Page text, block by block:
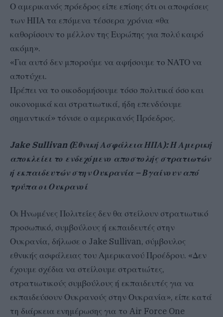
Ο αμερικανός πρόεδρος είπε επίσης ότι οι αποφάσεις
των ΗΠΑ τα επόμενα τέσσερα χρόνια «θα
καθορίσουν το μέλλον της Ευρώπης για πολύ καιρό
ακόμη».
«Για αυτό δεν μπορούμε να αφήσουμε το ΝΑΤΟ να
αποτύχει.
Πρέπει να το οικοδομήσουμε τόσο πολιτικά όσο και
οικονομικά και στρατιωτικά, ήδη επενδύουμε
σημαντικά» τόνισε ο αμερικανός Πρόεδρος.
Jake Sullivan (Εθνική Ασφάλεια ΗΠΑ): Η Αμερική
αποκλείει το ενδεχόμενο αποστολής στρατιωτών
ή εκπαιδευτών στην Ουκρανία – Βγαίνουν από
τρύπα οι Ουκρανοί
Οι Ηνωμένες Πολιτείες δεν θα στείλουν στρατιωτικό
προσωπικό, συμβούλους ή εκπαιδευτές στην
Ουκρανία, δήλωσε ο Jake Sullivan, σύμβουλος
εθνικής ασφάλειας του Αμερικανού Προέδρου. «Δεν
έχουμε σχέδια να στείλουμε στρατιώτες,
στρατιωτικούς συμβούλους ή εκπαιδευτές για να
εκπαιδεύσουν Ουκρανούς στην Ουκρανία», είπε κατά
τη διάρκεια ενημέρωσης για το Air Force One